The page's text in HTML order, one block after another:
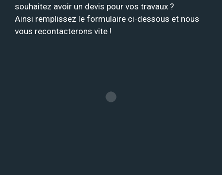
souhaitez avoir un devis pour vos travaux ?
Ainsi remplissez le formulaire ci-dessous et nous
vous recontacterons vite !